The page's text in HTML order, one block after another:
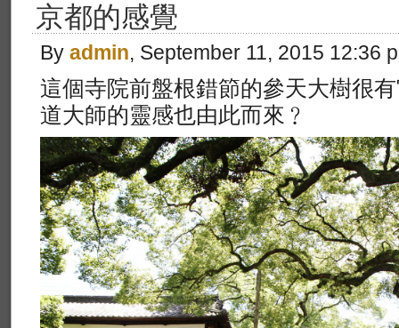
京都的感覺
By admin, September 11, 2015 12:36
這個寺院前盤根錯節的參天大樹很
道大師的靈感也由此而來﹖